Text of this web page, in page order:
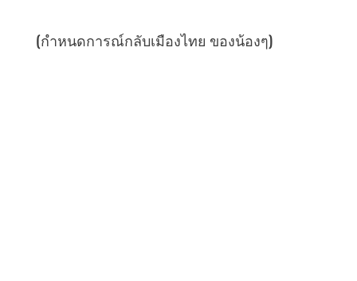
(กำหนดการณ์กลับเมืองไทย ของน้องๆ)